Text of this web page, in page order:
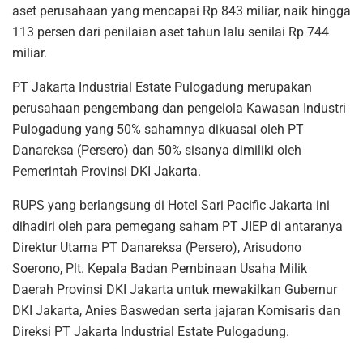
aset perusahaan yang mencapai Rp 843 miliar, naik hingga
113 persen dari penilaian aset tahun lalu senilai Rp 744
miliar.
PT Jakarta Industrial Estate Pulogadung merupakan
perusahaan pengembang dan pengelola Kawasan Industri
Pulogadung yang 50% sahamnya dikuasai oleh PT
Danareksa (Persero) dan 50% sisanya dimiliki oleh
Pemerintah Provinsi DKI Jakarta.
RUPS yang berlangsung di Hotel Sari Pacific Jakarta ini
dihadiri oleh para pemegang saham PT JIEP di antaranya
Direktur Utama PT Danareksa (Persero), Arisudono
Soerono, Plt. Kepala Badan Pembinaan Usaha Milik
Daerah Provinsi DKI Jakarta untuk mewakilkan Gubernur
DKI Jakarta, Anies Baswedan serta jajaran Komisaris dan
Direksi PT Jakarta Industrial Estate Pulogadung.